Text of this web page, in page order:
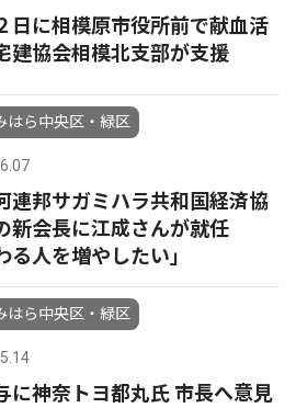
日に相模原市役所前で献血活
協会相模北支部が支援
はら中央区・緑区
連邦サガミハラ共和国経済協
新会長に江成さんが就任
る人を増やしたい」
はら中央区・緑区
に神奈トヨ都丸氏 市長へ意見